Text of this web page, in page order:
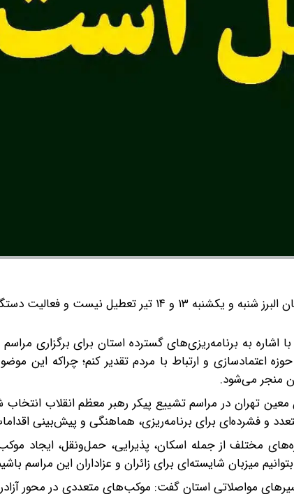
استاندار البرز گفت: استان البرز شنبه و یکشنبه ۱۳ و ۱۴ تیر
تیر در جمع خبرنگاران با اشاره به برنامه‌ریزی‌های گسترده استان برای
اعتمادسازی و ارتباط با مردم تقدیر کنم؛ چراکه این
منجر می‌شود.
معین تهران در مراسم تشییع پیکر رهبر معظم انقلاب
فشرده‌ای برای برنامه‌ریزی، هماهنگی و پیش‌بینی
مختلف از جمله اسکان، پذیرایی، حمل‌ونقل، ایجاد
میزبان شایسته‌ای برای زائران و عزاداران این مراسم
مواصلاتی استان گفت: موکب‌های متعددی در محور